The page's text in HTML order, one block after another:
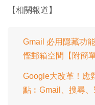
【相關報道】
Gmail 必用隱藏功
慳郵箱空間【附簡
Google大改革！應
點︰Gmail、搜尋